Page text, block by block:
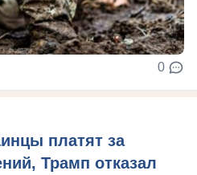
0
платят за
Трамп отказал